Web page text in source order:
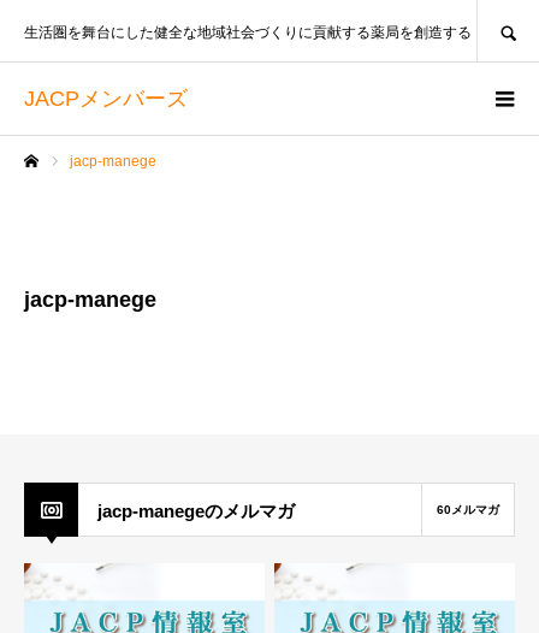
JACPメンバーズ
生活圏を舞台にした健全な地域社会づくりに貢献する薬局を創造する
jacp-manege
jacp-manege
jacp-manegeのメルマガ 60メルマガ